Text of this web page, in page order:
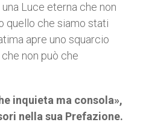
Luce eterna che non
quello che siamo stati
apre uno squarcio
che non può che
inquieta ma consola»,
nella sua Prefazione.